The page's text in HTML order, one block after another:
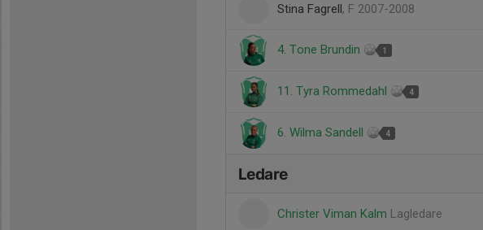
Stina Fagrell, F 2007-2008
4. Tone Brundin 1
11. Tyra Rommedahl 4
6. Wilma Sandell 4
Ledare
Christer Viman Kalm Lagledare